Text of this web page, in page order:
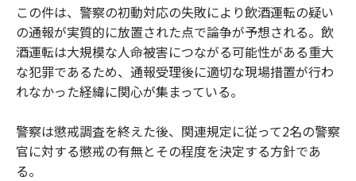
この件は、警察の初動対応の失敗により飲酒運転の疑い
の通報が実質的に放置された点で論争が予想される。飲
酒運転は大規模な人命被害につながる可能性がある重大
な犯罪であるため、通報受理後に適切な現場措置が行わ
れなかった経緯に関心が集まっている。
警察は懲戒調査を終えた後、関連規定に従って2名の警察
官に対する懲戒の有無とその程度を決定する方針であ
る。